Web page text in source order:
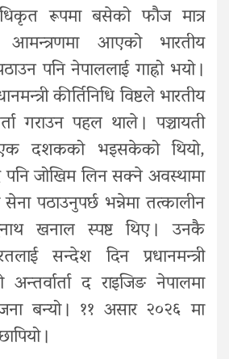
रूपमा बसेको फौज मात्र
आएको भारतीय
पनि नेपाललाई गाह्रो भयो ।
कीर्तिनिधि विष्टले भारतीय
गराउन पहल थाले । पञ्चायती
दशकको भइसकेको थियो,
पनि जोखिम लिन सक्ने अवस्थामा
पठाउनुपर्छ भन्नेमा तत्कालीन
खनाल स्पष्ट थिए । उनकै
सन्देश दिन प्रधानमन्त्री
अन्तर्वार्ता द राइजिङ नेपालमा
बन्यो । ११ असार २०२६ मा
।